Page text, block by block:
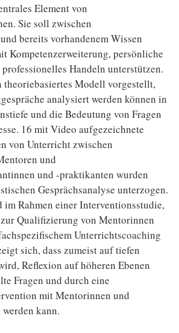
Element von
Sie soll zwischen
bereits vorhandenem Wissen
Kompetenzerweiterung, persönliche
Handeln unterstützen.
Modell vorgestellt,
analysiert werden können in
und die Bedeutung von Fragen
16 mit Video aufgezeichnete
von Unterricht zwischen
und
und -praktikanten wurden
Gesprächsanalyse unterzogen.
im Rahmen einer Interventionsstudie,
Qualifizierung von Mentorinnen
Unterrichtscoaching
sich, dass zumeist auf tiefen
Reflexion auf höheren Ebenen
Fragen und durch eine
mit Mentorinnen und
kann.